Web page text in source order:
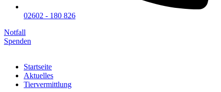
02602 - 180 826
Notfall
Spenden
Startseite
Aktuelles
Tiervermittlung